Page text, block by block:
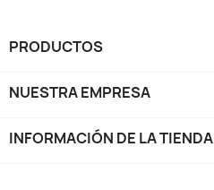
PRODUCTOS
NUESTRA EMPRESA
INFORMACIÓN DE LA TIENDA